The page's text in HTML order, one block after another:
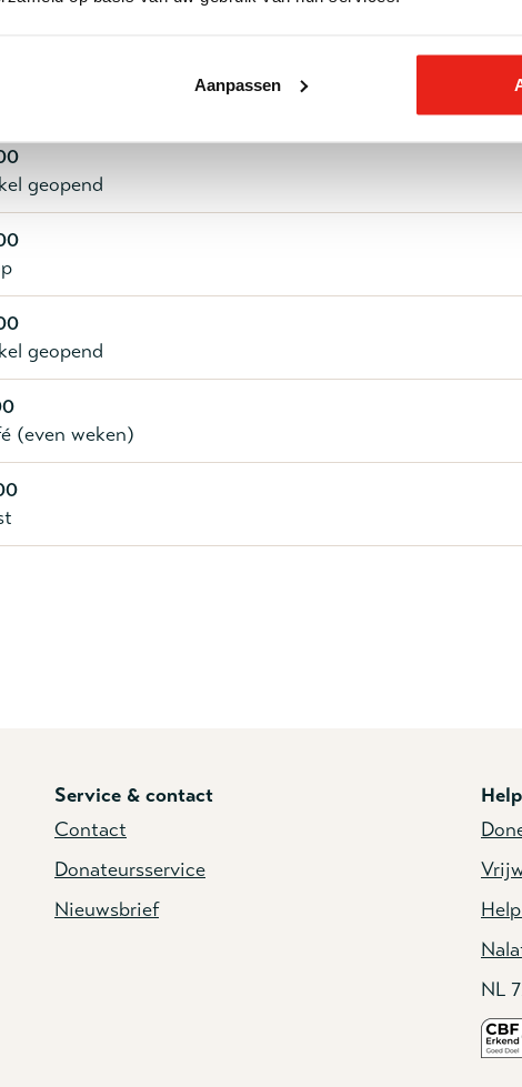
Aanpassen
met soep voor € 2,50
geopend
geopend
(even weken)
Service & contact
Contact
Donateursservice
Nieuwsbrief
NL